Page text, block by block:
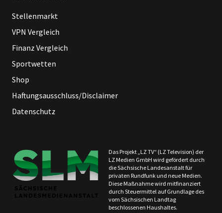
Stellenmarkt
VPN Vergleich
Finanz Vergleich
Sportwetten
Shop
Haftungsausschluss/Disclaimer
Datenschutz
Das Projekt „LZ TV“ (LZ Television) der
LZ Medien GmbH wird gefördert durch
die Sächsische Landesanstalt für
privaten Rundfunk und neue Medien.
Diese Maßnahme wird mitfinanziert
durch Steuermittel auf Grundlage des
vom Sächsischen Landtag
beschlossenen Haushaltes.